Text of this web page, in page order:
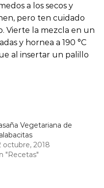
a los secos y
pero ten cuidado
Vierte la mezcla en un
y hornea a 190 °C
al insertar un palillo
Vegetariana de
octubre, 2018
"Recetas"